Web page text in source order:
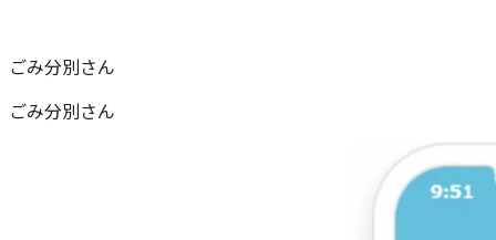
ごみ分別さん
ごみ分別さん